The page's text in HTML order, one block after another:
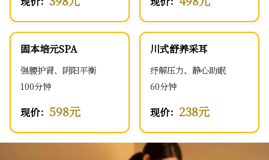
固本培元SPA
强腰护肾、阴阳平衡
100分钟
现价： 598元
川式舒养采耳
纾解压力、静心助眠
60分钟
现价： 238元